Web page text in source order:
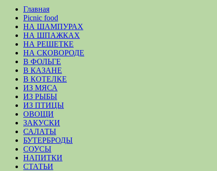
Главная
Picnic food
НА ШАМПУРАХ
НА ШПАЖКАХ
НА РЕШЕТКЕ
НА СКОВОРОДЕ
В ФОЛЬГЕ
В КАЗАНЕ
В КОТЕЛКЕ
ИЗ МЯСА
ИЗ РЫБЫ
ИЗ ПТИЦЫ
ОВОЩИ
ЗАКУСКИ
САЛАТЫ
БУТЕРБРОДЫ
СОУСЫ
НАПИТКИ
СТАТЬИ